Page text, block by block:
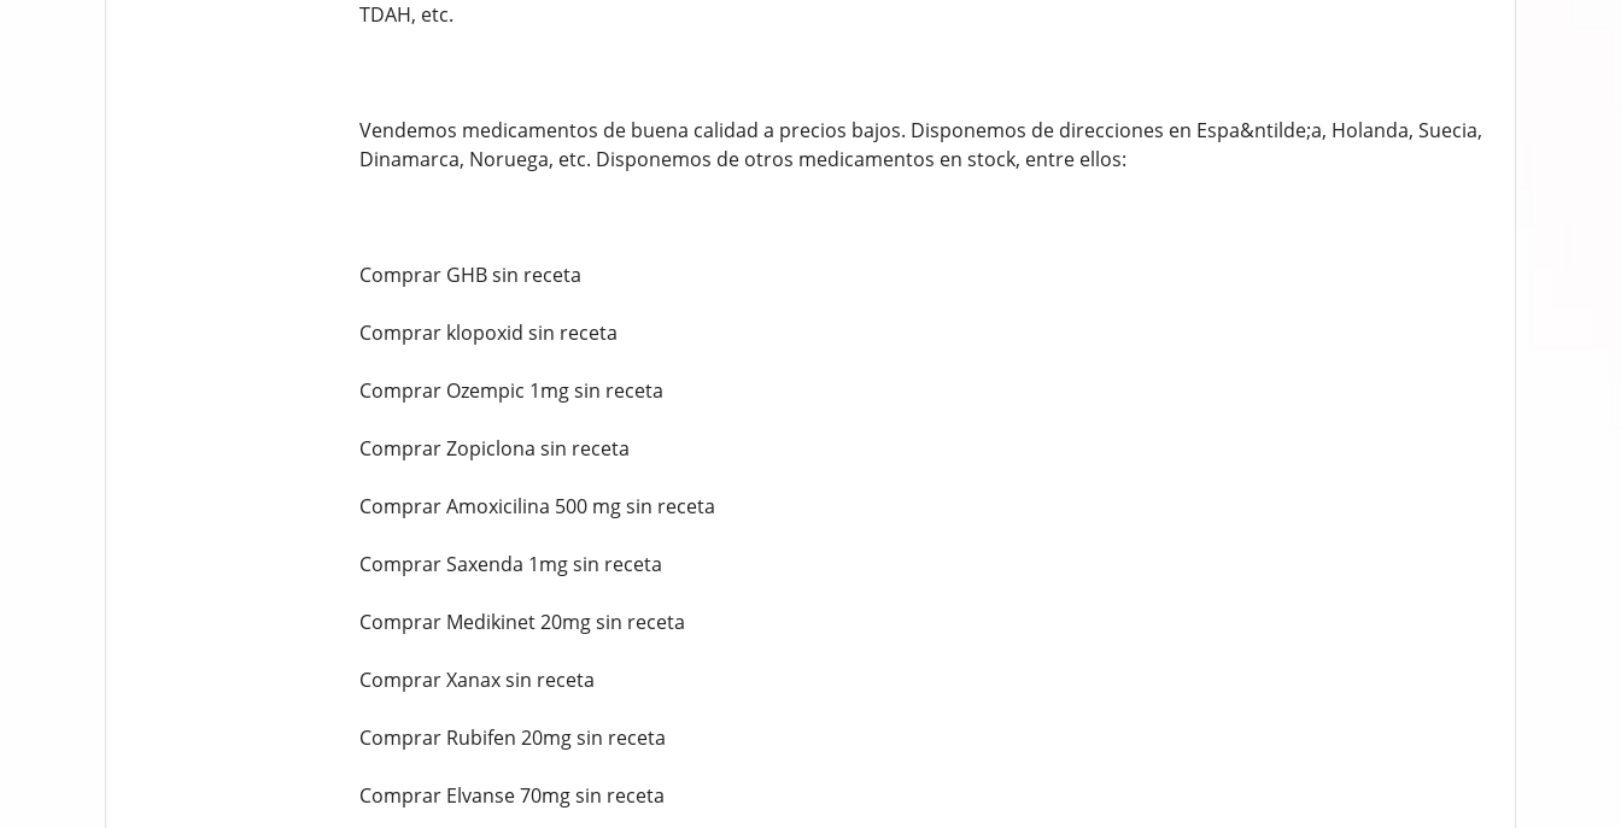
TDAH, etc.
Vendemos medicamentos de buena calidad a precios bajos. Disponemos de direcciones en Espa&ntilde;a, Holanda, Suecia,
Dinamarca, Noruega, etc. Disponemos de otros medicamentos en stock, entre ellos:
Comprar GHB sin receta
Comprar klopoxid sin receta
Comprar Ozempic 1mg sin receta
Comprar Zopiclona sin receta
Comprar Amoxicilina 500 mg sin receta
Comprar Saxenda 1mg sin receta
Comprar Medikinet 20mg sin receta
Comprar Xanax sin receta
Comprar Rubifen 20mg sin receta
Comprar Elvanse 70mg sin receta